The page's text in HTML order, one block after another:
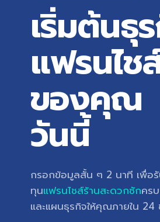
เริ่มต้นธุ
แฟรนไช
ของคุณ
วันนี้
กรอกข้อมูลสั้น ๆ 2 นาที เพื่อ
ทุนแฟรนไชส์ร้านสะดวกซักคร
และแผนธุรกิจให้คุณภายใน 24